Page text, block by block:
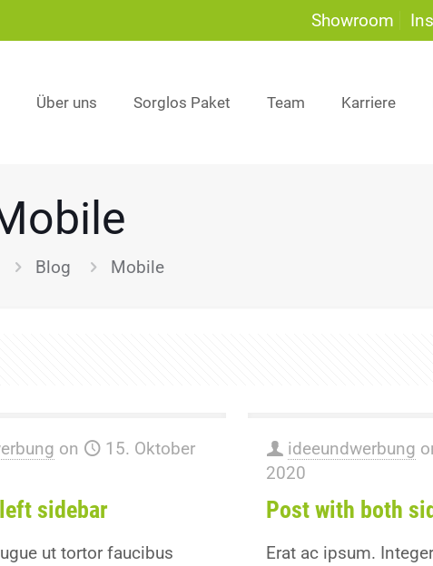
Showroom
Über uns Sorglos Paket Team Karriere
Blog Mobile
on
15. Oktober
sidebar
ut tortor faucibus
ideeundwerbung
2020
Post with both
Erat ac ipsum.